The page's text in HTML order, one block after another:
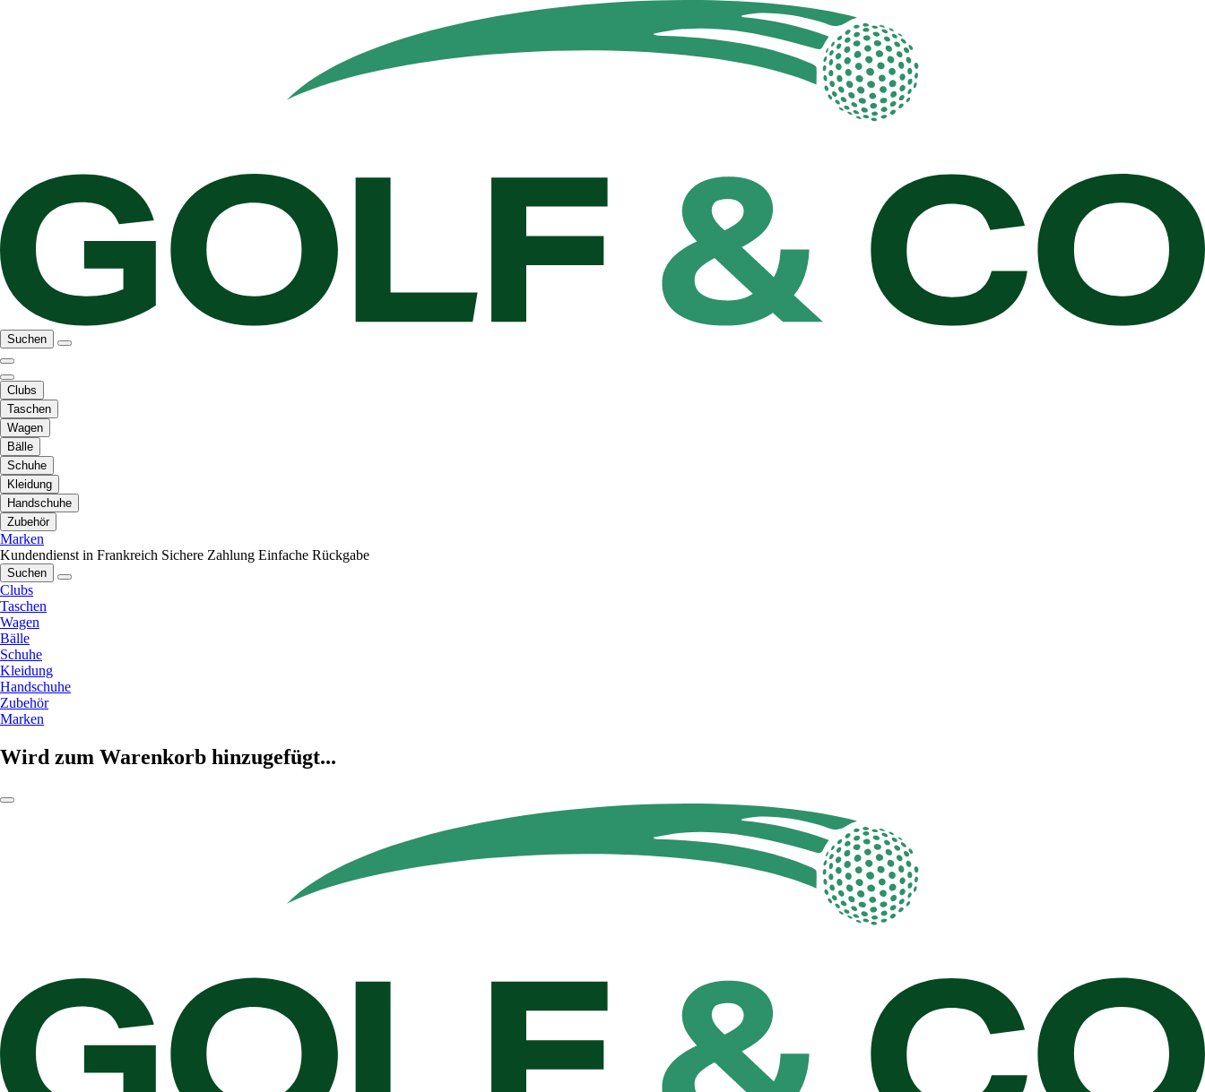
Suchen
Clubs
Taschen
Wagen
Bälle
Schuhe
Kleidung
Handschuhe
Zubehör
Marken
Kundendienst in Frankreich Sichere Zahlung Einfache Rückgabe
Suchen
Clubs
Taschen
Wagen
Bälle
Schuhe
Kleidung
Handschuhe
Zubehör
Marken
Wird zum Warenkorb hinzugefügt...